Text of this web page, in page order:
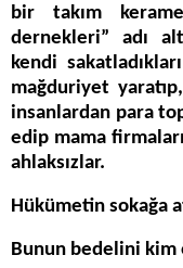
bir takım
dernekleri” adı
kendi
mağduriyet
insanlardan para
edip mama
ahlaksızlar.
Hükümetin sokağa
Bunun bedelini kim